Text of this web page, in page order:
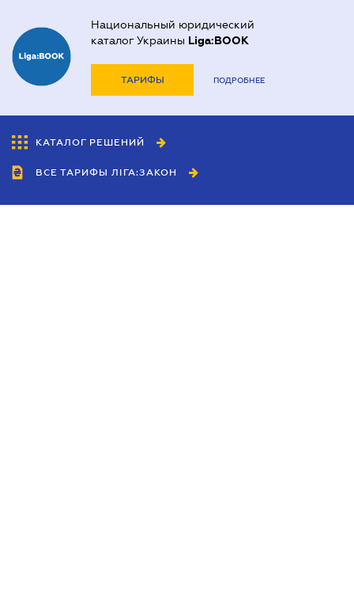
Национальный юридический
каталог Украины Liga:BOOK
ТАРИФЫ ПОДРОБНЕЕ
КАТАЛОГ РЕШЕНИЙ
ВСЕ ТАРИФЫ ЛІГА:ЗАКОН